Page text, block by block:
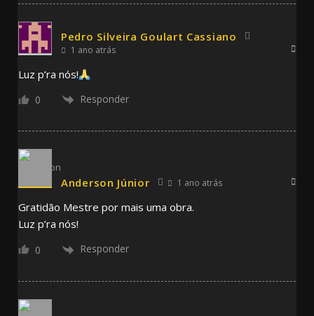
Pedro Silveira Goulart Cassiano
1 ano atrás
Luz p’ra nós!
0 Responder
Anderson Júnior 1 ano atrás
Gratidão Mestre por mais uma obra.
Luz p’ra nós!
0 Responder